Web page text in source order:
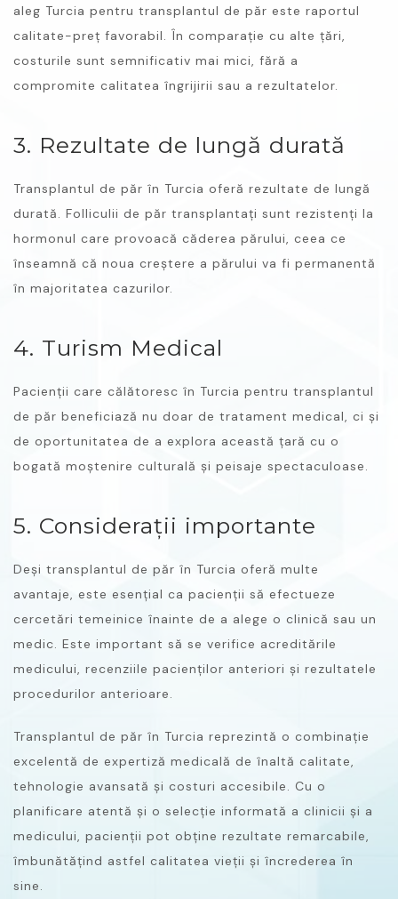
aleg Turcia pentru transplantul de păr este raportul
calitate-preț favorabil. În comparație cu alte țări,
costurile sunt semnificativ mai mici, fără a
compromite calitatea îngrijirii sau a rezultatelor.
3. Rezultate de lungă durată
Transplantul de păr în Turcia oferă rezultate de lungă
durată. Folliculii de păr transplantați sunt rezistenți la
hormonul care provoacă căderea părului, ceea ce
înseamnă că noua creștere a părului va fi permanentă
în majoritatea cazurilor.
4. Turism Medical
Pacienții care călătoresc în Turcia pentru transplantul
de păr beneficiază nu doar de tratament medical, ci și
de oportunitatea de a explora această țară cu o
bogată moștenire culturală și peisaje spectaculoase.
5. Considerații importante
Deși transplantul de păr în Turcia oferă multe
avantaje, este esențial ca pacienții să efectueze
cercetări temeinice înainte de a alege o clinică sau un
medic. Este important să se verifice acreditările
medicului, recenziile pacienților anteriori și rezultatele
procedurilor anterioare.
Transplantul de păr în Turcia reprezintă o combinație
excelentă de expertiză medicală de înaltă calitate,
tehnologie avansată și costuri accesibile. Cu o
planificare atentă și o selecție informată a clinicii și a
medicului, pacienții pot obține rezultate remarcabile,
îmbunătățind astfel calitatea vieții și încrederea în
sine.